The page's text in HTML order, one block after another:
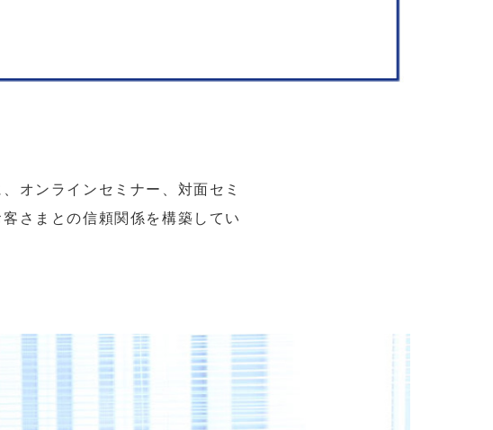
オンラインセミナー、対面セミ
さまとの信頼関係を構築してい